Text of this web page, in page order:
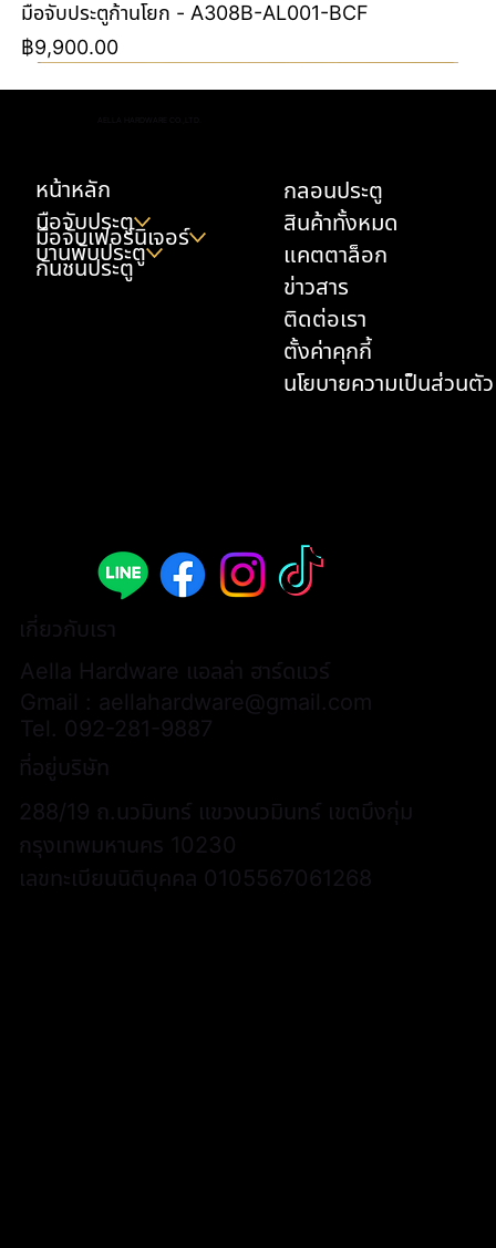
มือจับประตูก้านโยก - A308B-AL001-BCF
ราคา
฿9,900.00
Special Order
มือจับประตูก้านโยก - A308B-AL002-ABY
฿9,900.00
Special Order
มือจับประตูก้านโยก - A308B-AL003-ABY
฿9,900.00
NEW
ด้ามจับประตู P2-3174 (1 คู่ / 2 ชิ้น)
฿13,000.00
NEW
มือจับเฟอร์นิเจอร์แบบยาว - L3066
฿700.00
NEW
มือจับเฟอร์นิเจอร์แบบยาว - L3068
฿600.00
NEW
มือจับเฟอร์นิเจอร์แบบยาว - L3174
฿580.00
NEW
ด้ามจับประตู P2-AL0001 (1 คู่ / 2 ชิ้น)
฿15,000.00
NEW
มือจับเฟอร์นิเจอร์แบบยาว - AL0028
฿600.00
Special Color By Order
มือจับประตูก้านโยก - A313B-WWH07
฿6,200.00
NEW
กันชนประตู - K33
฿900.00
NEW
มือจับเฟอร์นิเจอร์แบบยาว - L3074H
฿480.00
NEW
มือจับเฟอร์นิเจอร์ - AL0026
฿380.00
NEW
มือจับเฟอร์นิเจอร์แบบยาว - AL0025
฿380.00
มือจับเฟอร์นิเจอร์แบบยาว - AL0027
฿400.00
มือจับเฟอร์นิเจอร์แบบเหลี่ยม - AL0024
฿450.00
หน้าหลัก
มือจับประตู
มือจับเฟอร์นิเจอร์
บานพับประตู
กันชนประตู
กลอนประตู
สินค้าทั้งหมด
แคตตาล็อก
ข่าวสาร
ติดต่อเรา
ตั้งค่าคุกกี้
นโยบายความเป็นส่วนตัว
เกี่ยวกับเรา
Aella Hardware แอลล่า ฮาร์ดแวร์
Gmail : aellahardware@gmail.com
Tel. 092-281-9887
ที่อยู่บริษัท
288/19 ถ.นวมินทร์ แขวงนวมินทร์ เขตบึงกุ่ม
กรุงเทพมหานคร 10230
เลขทะเบียนนิติบุคคล 0105567061268